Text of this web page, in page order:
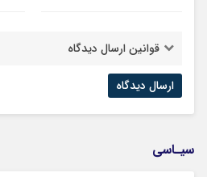
قوانین ارسال دیدگاه
سیـاسی